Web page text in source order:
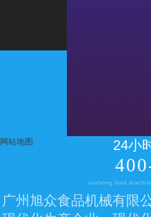
24小
xuzhong food
广州旭众食品机械有限
网站地图